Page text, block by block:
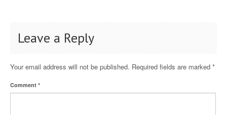
Leave a Reply
Your email address will not be published. Required fields are marked *
Comment *